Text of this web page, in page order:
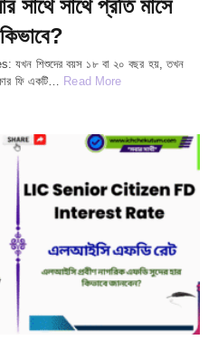
সাথে সাথে প্রতি মাসে
শিশুদের বয়স ১৮ বা ২০ বছর হয়, তখন
ফি একটি… Read More